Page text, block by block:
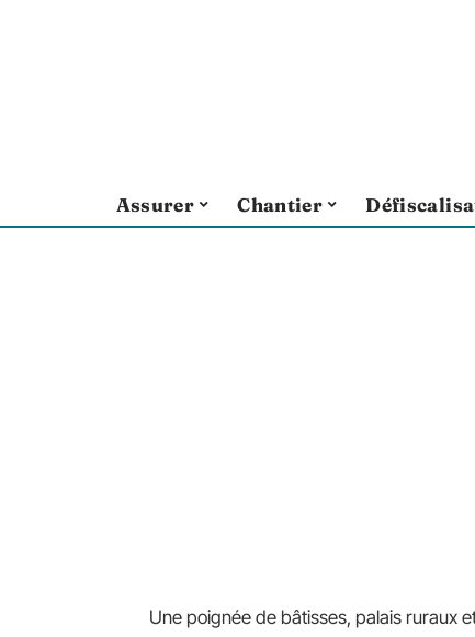
Assurer Chantier
Une poignée de bâtisses, palais ruraux